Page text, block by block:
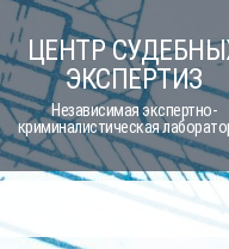
Skip
to
content
ЦЕНТР
ЭКСПЕРТИЗ
Независимая экспертно-
криминалистическая